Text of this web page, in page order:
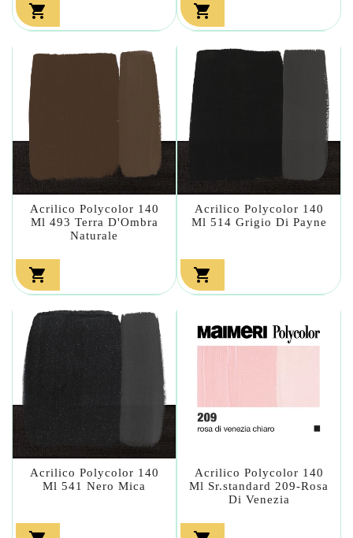
 
Acrilico Polycolor 140
Ml 493 Terra D'Ombra
Naturale

Acrilico Polycolor 140
Ml 514 Grigio Di Payne

Acrilico Polycolor 140
Ml 541 Nero Mica
Acrilico Polycolor 140
Ml Sr.standard 209-Rosa
Di Venezia